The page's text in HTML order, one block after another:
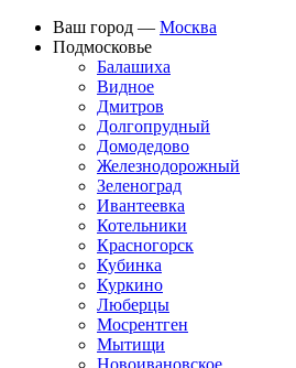
Ваш город — Москва
Подмосковье
Балашиха
Видное
Дмитров
Долгопрудный
Домодедово
Железнодорожный
Зеленоград
Ивантеевка
Котельники
Красногорск
Кубинка
Куркино
Люберцы
Мосрентген
Мытищи
Новоивановское